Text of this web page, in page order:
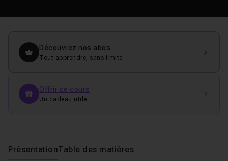
Découvrez nos abos
Tout apprendre, sans limite
Offrir ce cours
Un cadeau utile.
PrésentationTable des matières